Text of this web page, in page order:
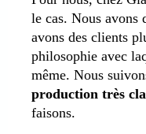
le cas. Nous avons
avons des clients
philosophie avec
même. Nous
production très
faisons.